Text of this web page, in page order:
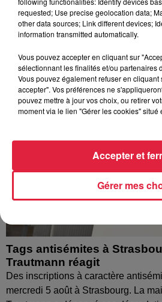
l’eau brune s’écouler de leurs
nombreuses interrogations, la
Tags antisémites à
Trautmann réagit
Des inscriptions à caractère
mercredi 5 août à Strasbourg. La
requested; Use precise geolocation data;
other data sources; Link different devices;
information transmitted automatically.
Vous pouvez accepter en cliquant sur
sélectionnant les finalités et/ou partenaires
Vous pouvez également refuser en cliquant
accepter". Vos préférences ne
pouvez mettre à jour vos choix, ou retirer
moment via le lien "Gérer les cookies" situé
Gérer mes
Accepter et